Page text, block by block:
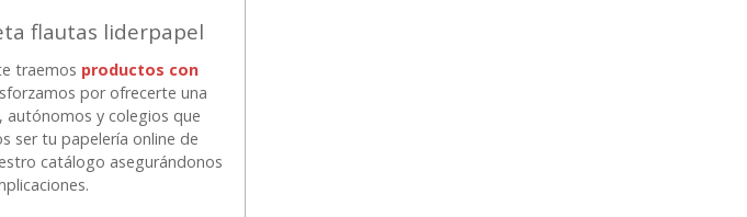
flautas liderpapel
traemos productos con
por ofrecerte una
autónomos y colegios que
ser tu papelería online de
catálogo asegurándonos